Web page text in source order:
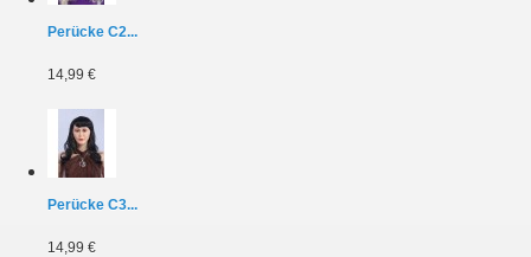
Perücke C2...
14,99 €
Perücke C3...
14,99 €